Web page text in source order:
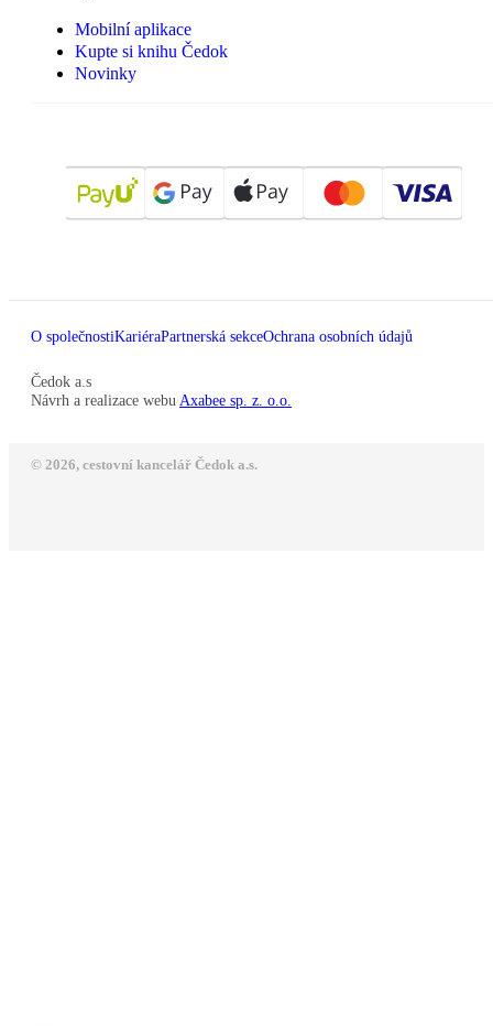
Mobilní aplikace
Kupte si knihu Čedok
Novinky
O společnostiKariéraPartnerská sekceOchrana osobních údajů
Čedok a.s
Návrh a realizace webu Axabee sp. z. o.o.
© 2026, cestovní kancelář Čedok a.s.